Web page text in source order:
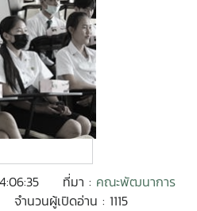
ที่มา : คณะพัฒนาการ
จำนวนผู้เปิดอ่าน : 1115